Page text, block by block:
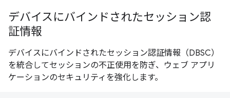
デバイスにバインドされたセッション認
証情報
デバイスにバインドされたセッション認証情報（DBSC）
を統合してセッションの不正使用を防ぎ、ウェブ アプリ
ケーションのセキュリティを強化します。